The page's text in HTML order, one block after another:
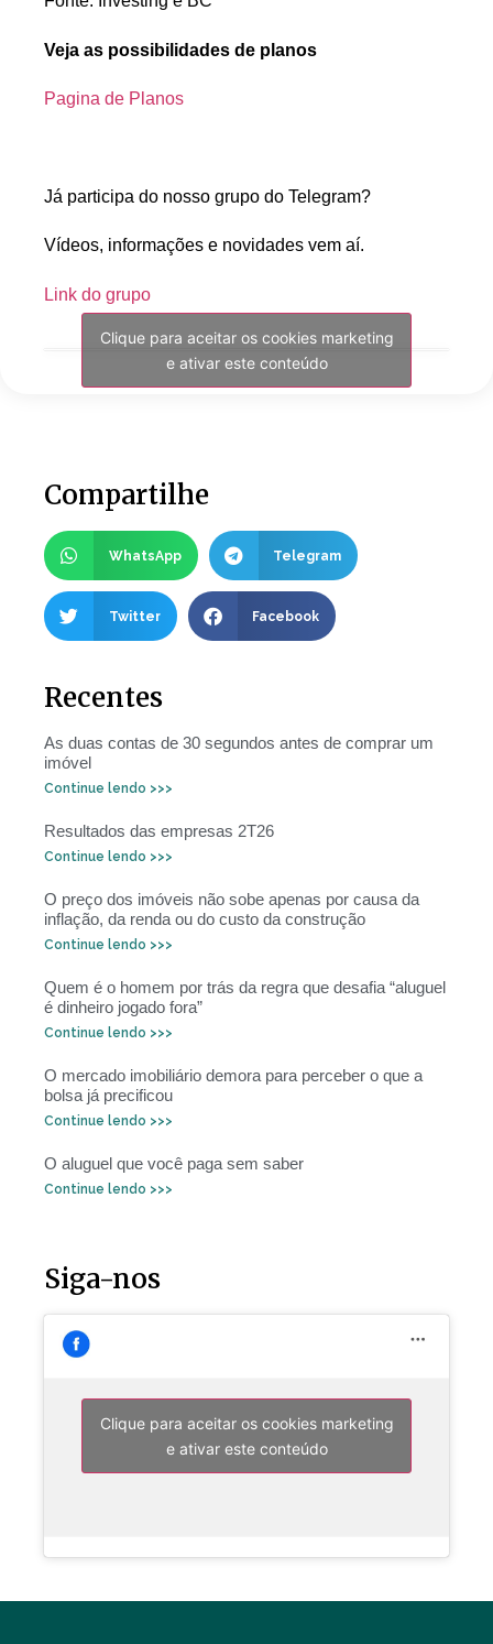
Veja as possibilidades de planos
Pagina de Planos
Já participa do nosso grupo do Telegram?
Vídeos, informações e novidades vem aí.
Link do grupo
Clique para aceitar os cookies marketing
e ativar este conteúdo
Compartilhe
WhatsApp Telegram
Twitter Facebook
Recentes
As duas contas de 30 segundos antes de comprar um
imóvel
Continue lendo >>>
Resultados das empresas 2T26
Continue lendo >>>
O preço dos imóveis não sobe apenas por causa da
inflação, da renda ou do custo da construção
Continue lendo >>>
Quem é o homem por trás da regra que desafia “aluguel
é dinheiro jogado fora”
Continue lendo >>>
O mercado imobiliário demora para perceber o que a
bolsa já precificou
Continue lendo >>>
O aluguel que você paga sem saber
Continue lendo >>>
Siga-nos
Clique para aceitar os cookies marketing
e ativar este conteúdo